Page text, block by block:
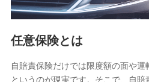
構成、住所、dポイント残高
含まれます。
当社又は株式会社NTTドコモ
又は株式会社NTTドコモが提
約状態・ご利用履歴インター
任意保険とは
自賠責保険だけでは限度額の面や
というのが現実です。そこで、自